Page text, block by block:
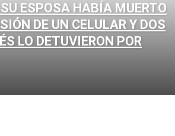
ESPOSA HABÍA MUERTO
DE UN CELULAR Y DOS
LO DETUVIERON POR